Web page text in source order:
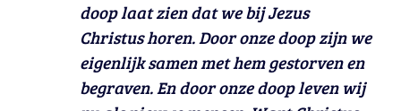
doop laat zien dat we bij Jezus
Christus horen. Door onze doop zijn we
eigenlijk samen met hem gestorven en
begraven. En door onze doop leven wij